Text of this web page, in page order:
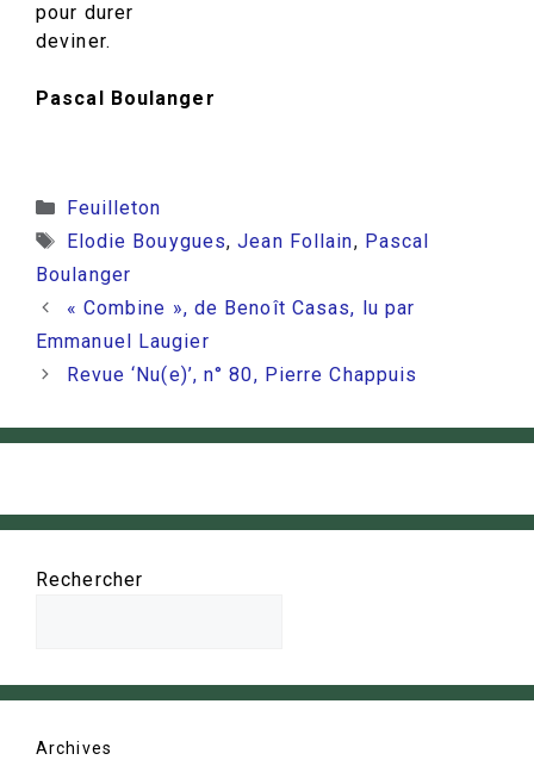
pour durer
deviner.
Pascal Boulanger
Catégories
Feuilleton
Étiquettes
Elodie Bouygues,Jean Follain, Pascal
Boulanger
« Combine », de Benoît Casas, lu par
Emmanuel Laugier
Revue ‘Nu(e)’, n° 80, Pierre Chappuis
Rechercher
Archives